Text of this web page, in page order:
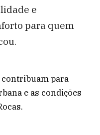
e
para quem
contribuam para
e as condições